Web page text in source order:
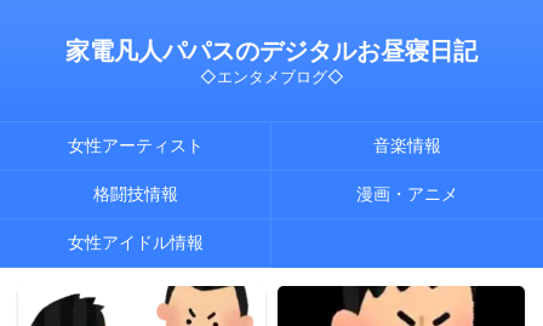
家電凡人パパスのデジタルお昼寝日記
◇エンタメブログ◇
女性アーティスト 音楽情報
格闘技情報 漫画・アニメ
女性アイドル情報